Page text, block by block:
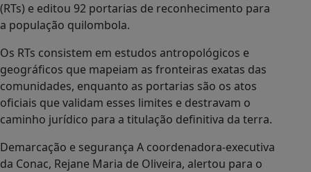
(RTs) e editou 92 portarias de reconhecimento para
a população quilombola.
Os RTs consistem em estudos antropológicos e
geográficos que mapeiam as fronteiras exatas das
comunidades, enquanto as portarias são os atos
oficiais que validam esses limites e destravam o
caminho jurídico para a titulação definitiva da terra.
Demarcação e segurança A coordenadora-executiva
da Conac, Rejane Maria de Oliveira, alertou para o